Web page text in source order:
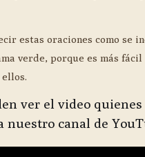
estas oraciones como se
verde, porque es más fácil
ver el video quienes
nuestro canal de